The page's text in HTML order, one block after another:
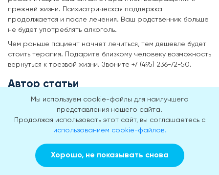
прежней жизни. Психиатрическая поддержка
продолжается и после лечения. Ваш родственник больше
не будет употреблять алкоголь.
Чем раньше пациент начнет лечиться, тем дешевле будет
стоить терапия. Подарите близкому человеку возможность
вернуться к трезвой жизни. Звоните +7 (495) 236-72-50.
Автор статьи
Гладышев Виталий Николаевич
Специализация
Психиатр, нарколог
Мы используем cookie-файлы для наилучшего
представления нашего сайта.
Продолжая использовать этот сайт, вы соглашаетесь с
использованием cookie-файлов.
Хорошо, не показывать снова
Полезные курсы
Заказать звонок Вызвать врача на дом